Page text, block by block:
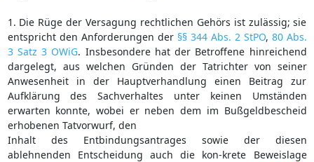
1. Die Rüge der Versagung rechtlichen Gehörs ist zulässig; sie
entspricht den Anforderungen der §§ 344 Abs. 2 StPO, 80 Abs.
3 Satz 3 OWiG. Insbesondere hat der Betroffene hinreichend
dargelegt, aus welchen Gründen der Tatrichter von seiner
Anwesenheit in der Hauptverhandlung einen Beitrag zur
Aufklärung des Sachverhaltes unter keinen Umständen
erwarten konnte, wobei er neben dem im Bußgeldbescheid
erhobenen Tatvorwurf, den
Inhalt des Entbindungsantrages sowie der diesen
ablehnenden Entscheidung auch die kon-krete Beweislage